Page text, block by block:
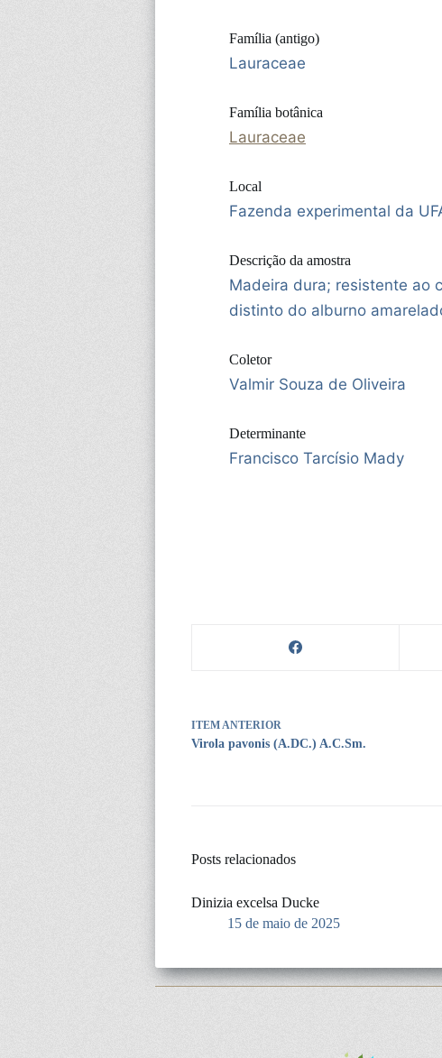
Família (antigo)
Lauraceae
Família botânica
Lauraceae
Local
Fazenda experimental da
Descrição da amostra
Madeira dura; resistente ao
distinto do alburno
Coletor
Valmir Souza de Oliveira
Determinante
Francisco Tarcísio Mady
ITEM ANTERIOR
Virola pavonis (A.DC.) A.C.Sm.
Posts relacionados
Dinizia excelsa Ducke
15 de maio de 2025